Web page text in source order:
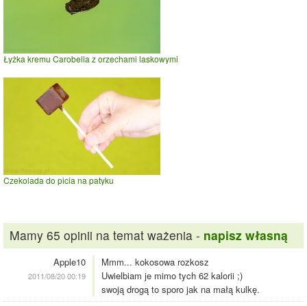
Łyżka kremu Carobella z orzechami laskowymi
Czekolada do picia na patyku
Mamy 65 opinii na temat ważenia - napisz własną
Apple10
2011/08/20 00:19
Mmm... kokosowa rozkosz
Uwielbiam je mimo tych 62 kalorii ;)
swoją drogą to sporo jak na małą kulkę.